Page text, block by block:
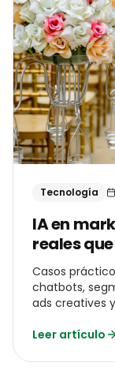
Tecnología
IA en
reales
Casos
chatbots,
ads creatives
Leer artículo